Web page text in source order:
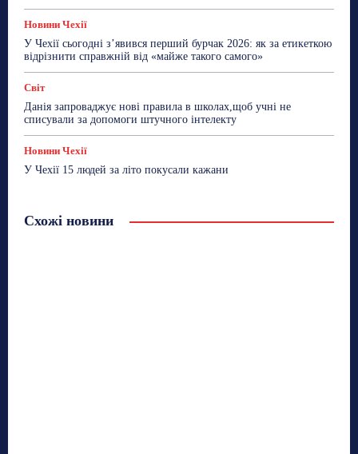
Новини Чехії
У Чехії сьогодні з’явився перший бурчак 2026: як за етикеткою
відрізнити справжній від «майже такого самого»
Світ
Данія запроваджує нові правила в школах,щоб учні не
списували за допомоги штучного інтелекту
Новини Чехії
У Чехії 15 людей за літо покусали кажани
Схожі новини